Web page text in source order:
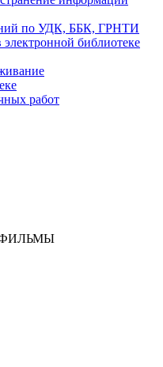
по УДК, ББК, ГРНТИ
библиотеке
работ
ФИЛЬМЫ